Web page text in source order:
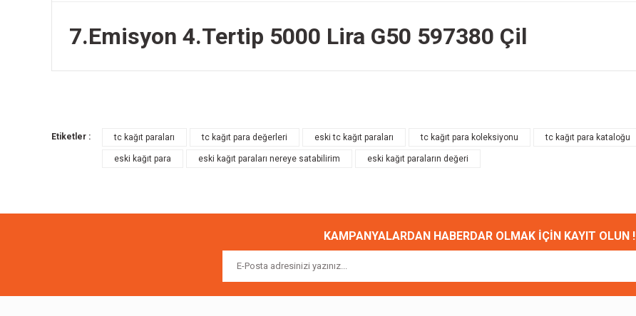
7.Emisyon 4.Tertip 5000 Lira G50 597380 Çil
Yorum Yaz
Ürün resmi kalitesiz, bozuk veya görüntülenemiyor.
Ürün açıklamasında eksik bilgiler bulunuyor.
Etiketler : tc kağıt paraları tc kağıt para değerleri eski tc kağıt paraları tc kağıt para koleksiyonu tc kağıt para kataloğu
eski kağıt para eski kağıt paraları nereye satabilirim eski kağıt paraların değeri
KAMPANYALARDAN HABERDAR OLMAK İÇİN KAYIT OLUN !